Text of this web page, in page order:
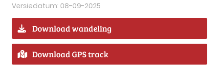
Versiedatum: 08-09-2025
Download wandeling
Download GPS track